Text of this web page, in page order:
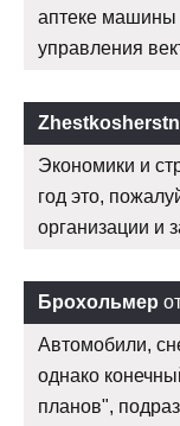
аптеке машины
управления
Экономики и
год это,
организации и
Брохольмер
Автомобили,
однако
планов",